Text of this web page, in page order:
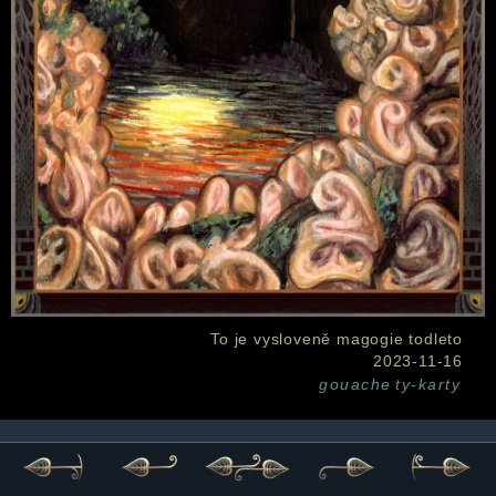
To je vysloveně magogie todleto
2023-11-16
gouache ty-karty